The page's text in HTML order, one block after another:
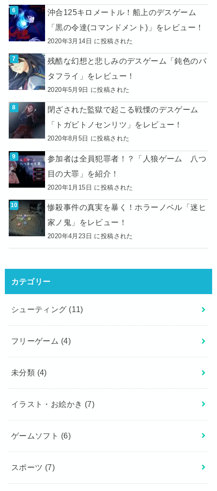
沖合125キロメートル！船上のデスゲーム
「黒の令達(コマンドメント)」をレビュー！
2020年3月14日 に投稿された
残酷な幻想と悲しみのデスゲーム「鈍色のバ
タフライ」をレビュー！
2020年5月9日 に投稿された
閉ざされた監獄で起こる戦慄のデスゲーム
「トガビトノセンリツ」をレビュー！
2020年8月5日 に投稿された
参加者は全員犯罪者！？「人狼ゲーム 八つ
目の大罪」を紹介！
2020年1月15日 に投稿された
惨殺事件の真実を暴く！ホラーノベル「迷ヒ
家ノ鬼」をレビュー！
2020年4月23日 に投稿された
カテゴリー
シューティング (11)
フリーゲーム (4)
未分類 (4)
イラスト・お絵かき (7)
ゲームソフト (6)
スポーツ (7)